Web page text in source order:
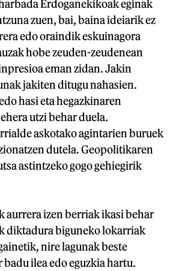
Erdoganekikoak eginak
zuen, bai, baina ideiarik ez
edo oraindik eskuinagora
hobe zeuden-zeudenean
eman zidan. Jakin
jakiten ditugu nahasien.
hasi eta hegazkinaren
utzi behar duela.
askotako agintarien buruek
dutela. Geopolitikaren
astintzeko gogo gehiegirik
aurrera izen berriak ikasi behar
diktadura biguneko lokarriak
nire lagunak beste
ilea edo eguzkia hartu.